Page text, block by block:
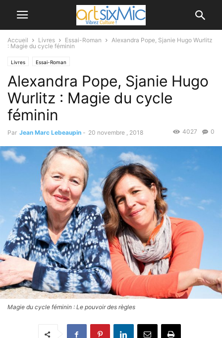
Accueil Livres Essai-Roman
Alexandra Pope, Sjanie Hugo Wurlitz
: Magie du cycle féminin
Livres Essai-Roman
Alexandra Pope, Sjanie Hugo
Wurlitz : Magie du cycle
féminin
Par Jean Marc Lebeaupin - 20 novembre , 2018 0
4027
Magie du cycle féminin : Le pouvoir des règles